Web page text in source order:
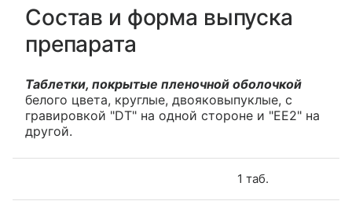
Состав и форма выпуска
препарата
Таблетки, покрытые пленочной оболочкой
белого цвета, круглые, двояковыпуклые, с
гравировкой "DT" на одной стороне и "EE2" на
другой.
1 таб.